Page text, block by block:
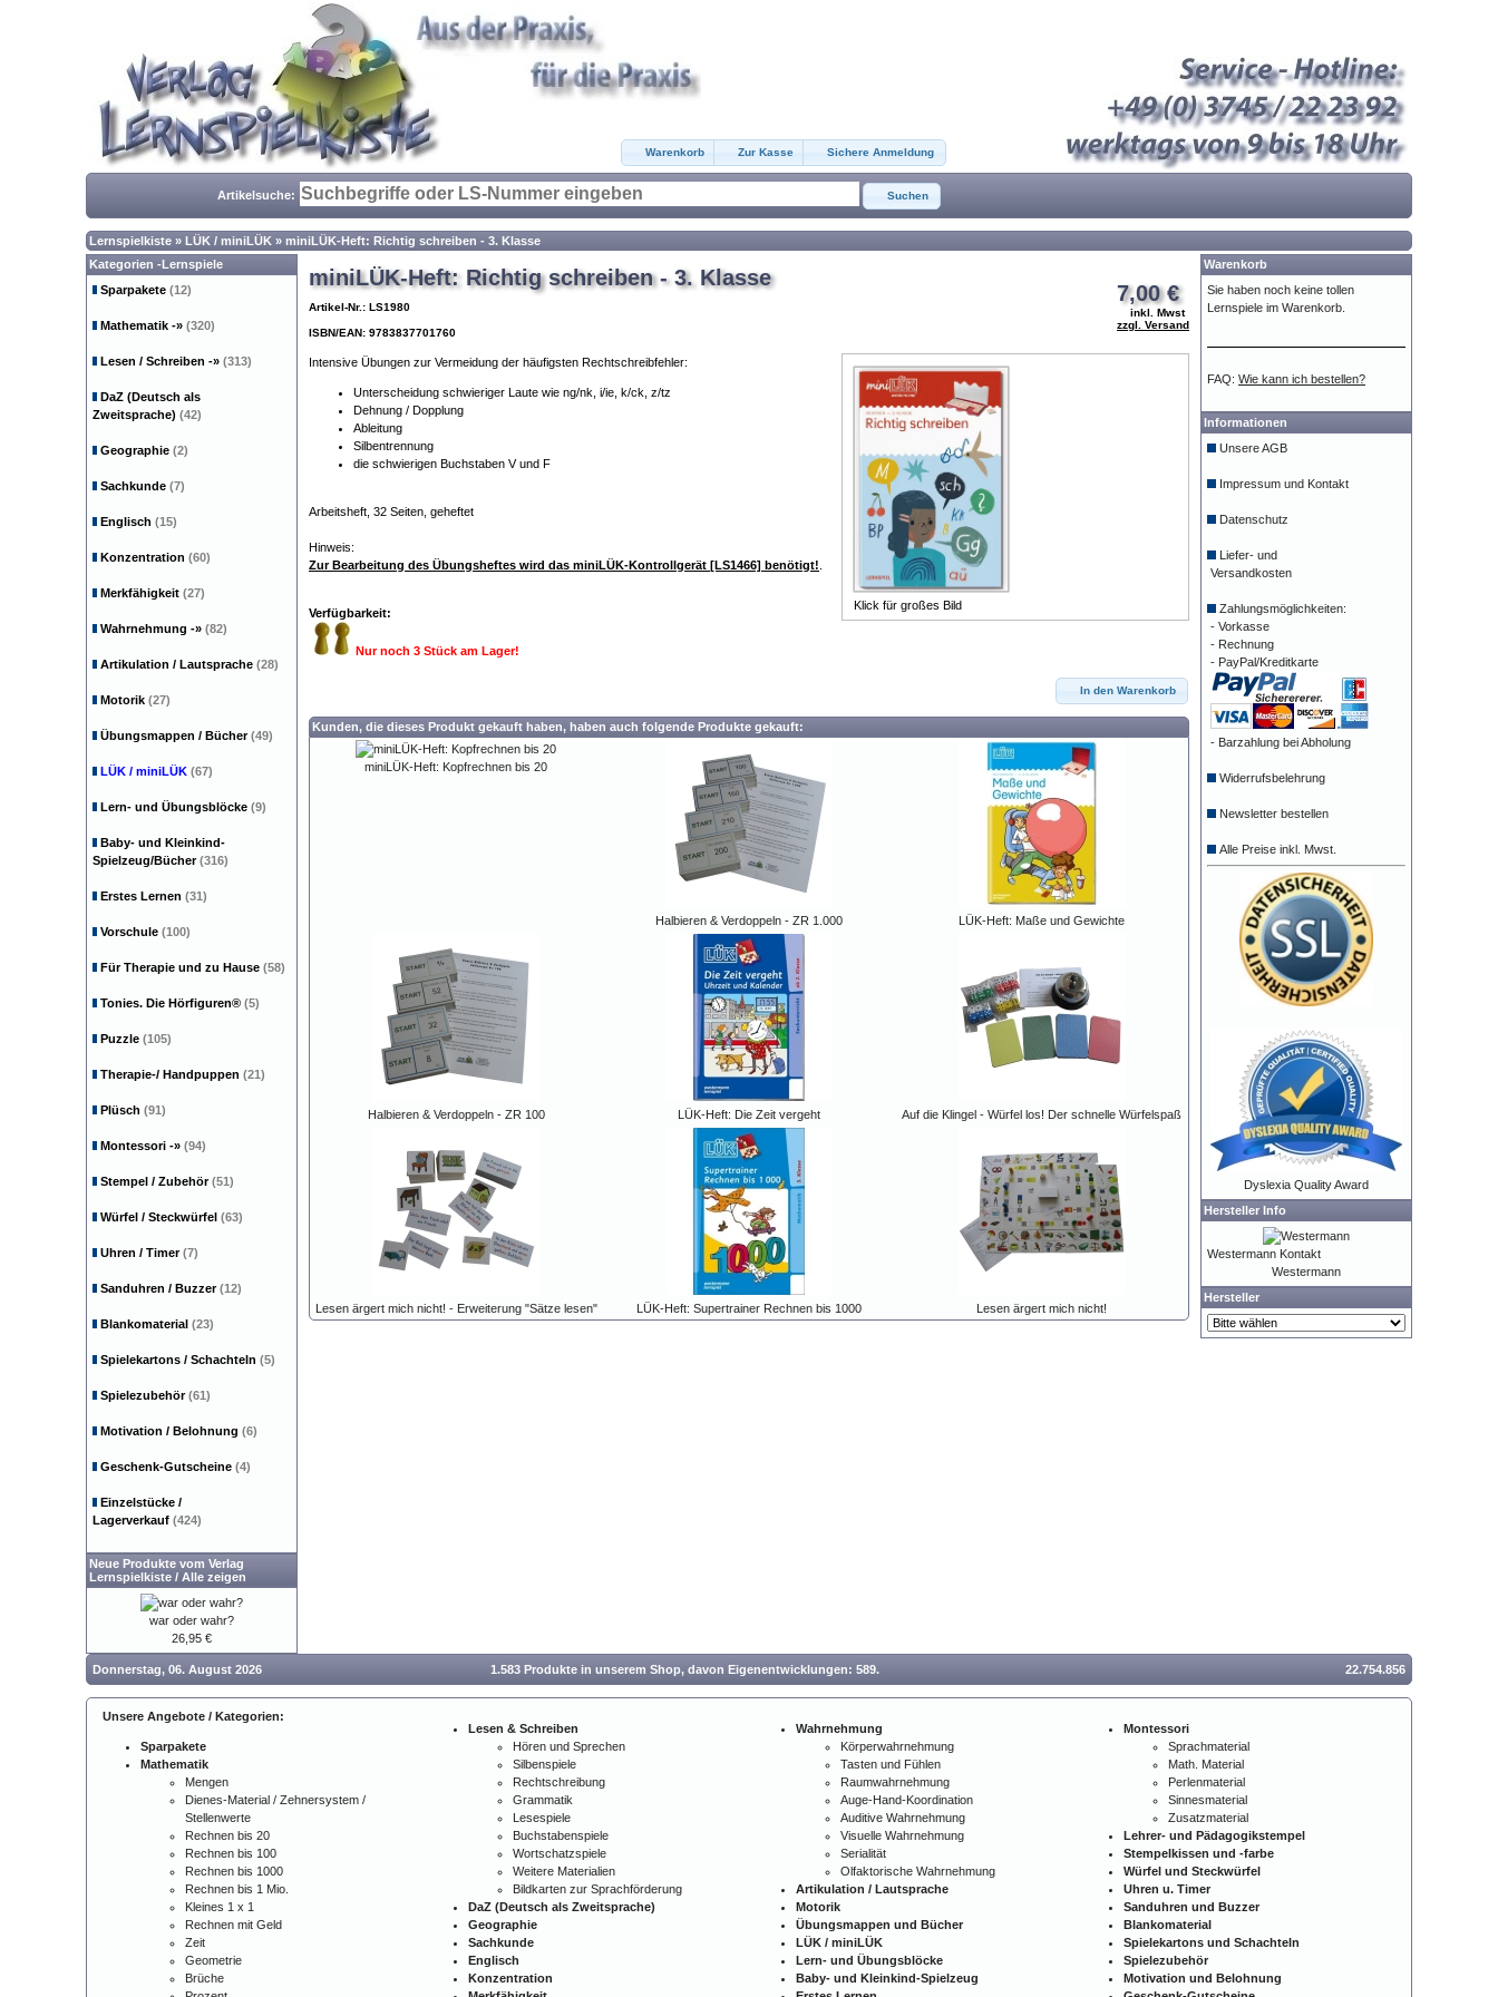
Warenkorb Zur Kasse Sichere Anmeldung
Artikelsuche: Suchen
Lernspielkiste » LÜK / miniLÜK » miniLÜK-Heft: Richtig schreiben - 3. Klasse
7,00 €
inkl. Mwst
zzgl. Versand
miniLÜK-Heft: Richtig schreiben - 3. Klasse
Artikel-Nr.: LS1980
ISBN/EAN: 9783837701760
Klick für großes Bild
Intensive Übungen zur Vermeidung der häufigsten Rechtschreibfehler:
Unterscheidung schwieriger Laute wie ng/nk, i/ie, k/ck, z/tz
Dehnung / Dopplung
Ableitung
Silbentrennung
die schwierigen Buchstaben V und F
Arbeitsheft, 32 Seiten, geheftet
Hinweis:
Zur Bearbeitung des Übungsheftes wird das miniLÜK-Kontrollgerät [LS1466] benötigt!
Verfügbarkeit:
Nur noch 3 Stück am Lager!
In den Warenkorb
Kunden, die dieses Produkt gekauft haben, haben auch folgende Produkte gekauft:
miniLÜK-Heft: Kopfrechnen bis 20
Halbieren & Verdoppeln - ZR 1.000 LÜK-Heft: Maße und Gewichte
Halbieren & Verdoppeln - ZR 100 LÜK-Heft: Die Zeit vergeht Auf die Klingel - Würfel los! Der schnelle Würfelspaß
Lesen ärgert mich nicht! - Erweiterung "Sätze lesen" LÜK-Heft: Supertrainer Rechnen bis 1000 Lesen ärgert mich nicht!
Kategorien -Lernspiele
Sparpakete (12)
Mathematik -» (320)
Lesen / Schreiben -» (313)
DaZ (Deutsch als
Zweitsprache) (42)
Geographie (2)
Sachkunde (7)
Englisch (15)
Konzentration (60)
Merkfähigkeit (27)
Wahrnehmung -» (82)
Artikulation / Lautsprache (28)
Motorik (27)
Übungsmappen / Bücher(49)
LÜK / miniLÜK (67)
Lern- und Übungsblöcke (9)
Baby- und Kleinkind-
Spielzeug/Bücher(316)
Erstes Lernen (31)
Vorschule (100)
Für Therapie und zu Hause (58)
Tonies. Die Hörfiguren® (5)
Puzzle (105)
Therapie-/ Handpuppen (21)
Plüsch (91)
Montessori -» (94)
Stempel / Zubehör(51)
Würfel / Steckwürfel (63)
Uhren / Timer(7)
Sanduhren / Buzzer(12)
Blankomaterial (23)
Spielekartons / Schachteln (5)
Spielezubehör(61)
Motivation / Belohnung (6)
Geschenk-Gutscheine (4)
Einzelstücke /
Lagerverkauf (424)
Neue Produkte vom Verlag
Lernspielkiste / Alle zeigen
war oder wahr?
26,95 €
Warenkorb
Sie haben noch keine tollen
Lernspiele im Warenkorb.
FAQ: Wie kann ich bestellen?
Informationen
Unsere AGB
Impressum und Kontakt
Datenschutz
Liefer- und
Versandkosten
Zahlungsmöglichkeiten:
- Vorkasse
- Rechnung
- PayPal/Kreditkarte
- Barzahlung bei Abholung
Widerrufsbelehrung
Newsletter bestellen
Alle Preise inkl. Mwst.
Dyslexia Quality Award
Hersteller Info
Westermann Kontakt
Westermann
Hersteller
Donnerstag, 06. August 2026 1.583 Produkte in unserem Shop, davon Eigenentwicklungen: 589. 22.754.856
Unsere Angebote / Kategorien:
Sparpakete
Mathematik
Mengen
Dienes-Material / Zehnersystem /
Stellenwerte
Rechnen bis 20
Rechnen bis 100
Rechnen bis 1000
Rechnen bis 1 Mio.
Kleines 1 x 1
Rechnen mit Geld
Zeit
Geometrie
Brüche
Lesen & Schreiben
Hören und Sprechen
Silbenspiele
Rechtschreibung
Grammatik
Lesespiele
Buchstabenspiele
Wortschatzspiele
Weitere Materialien
Bildkarten zur Sprachförderung
DaZ (Deutsch als Zweitsprache)
Geographie
Sachkunde
Englisch
Konzentration
Wahrnehmung
Körperwahrnehmung
Tasten und Fühlen
Raumwahrnehmung
Auge-Hand-Koordination
Auditive Wahrnehmung
Visuelle Wahrnehmung
Serialität
Olfaktorische Wahrnehmung
Artikulation / Lautsprache
Motorik
Übungsmappen und Bücher
LÜK / miniLÜK
Lern- und Übungsblöcke
Baby- und Kleinkind-Spielzeug
Montessori
Sprachmaterial
Math. Material
Perlenmaterial
Sinnesmaterial
Zusatzmaterial
Lehrer- und Pädagogikstempel
Stempelkissen und -farbe
Würfel und Steckwürfel
Uhren u. Timer
Sanduhren und Buzzer
Blankomaterial
Spielekartons und Schachteln
Spielezubehör
Motivation und Belohnung